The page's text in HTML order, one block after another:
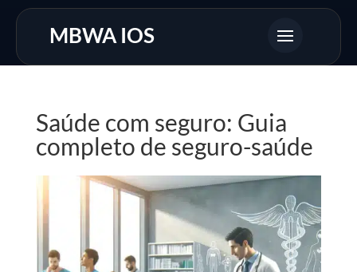
MBWA IOS
Saúde com seguro: Guia
completo de seguro-saúde